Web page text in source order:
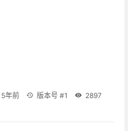
5年前 版本号 #1
2897